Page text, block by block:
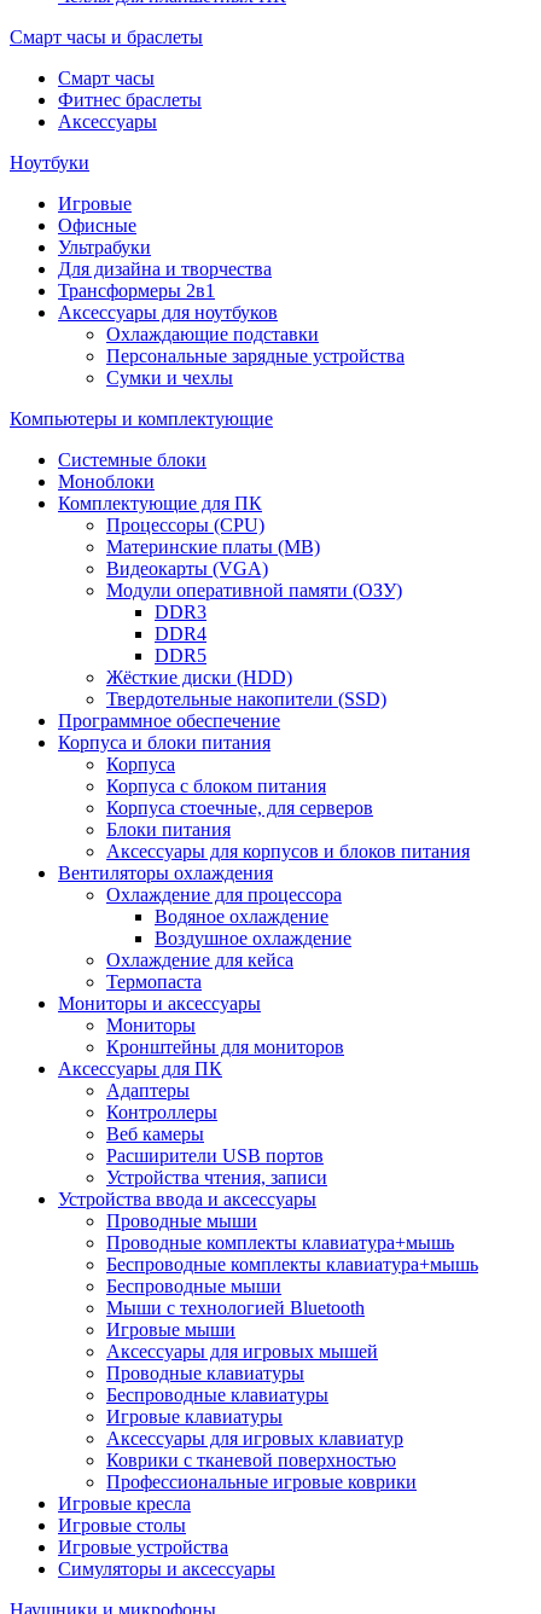
Смарт часы и браслеты
Смарт часы
Фитнес браслеты
Аксессуары
Ноутбуки
Игровые
Офисные
Ультрабуки
Для дизайна и творчества
Трансформеры 2в1
Аксессуары для ноутбуков
Охлаждающие подставки
Персональные зарядные устройства
Сумки и чехлы
Компьютеры и комплектующие
Системные блоки
Моноблоки
Комплектующие для ПК
Процессоры (CPU)
Материнские платы (MB)
Видеокарты (VGA)
Модули оперативной памяти (ОЗУ)
DDR3
DDR4
DDR5
Жёсткие диски (HDD)
Твердотельные накопители (SSD)
Программное обеспечение
Корпуса и блоки питания
Корпуса
Корпуса с блоком питания
Корпуса стоечные, для серверов
Блоки питания
Аксессуары для корпусов и блоков питания
Вентиляторы охлаждения
Охлаждение для процессора
Водяное охлаждение
Воздушное охлаждение
Охлаждение для кейса
Термопаста
Мониторы и аксессуары
Мониторы
Кронштейны для мониторов
Аксессуары для ПК
Адаптеры
Контроллеры
Веб камеры
Расширители USB портов
Устройства чтения, записи
Устройства ввода и аксессуары
Проводные мыши
Проводные комплекты клавиатура+мышь
Беспроводные комплекты клавиатура+мышь
Беспроводные мыши
Мыши с технологией Bluetooth
Игровые мыши
Аксессуары для игровых мышей
Проводные клавиатуры
Беспроводные клавиатуры
Игровые клавиатуры
Аксессуары для игровых клавиатур
Коврики с тканевой поверхностью
Профессиональные игровые коврики
Игровые кресла
Игровые столы
Игровые устройства
Симуляторы и аксессуары
Наушники и микрофоны